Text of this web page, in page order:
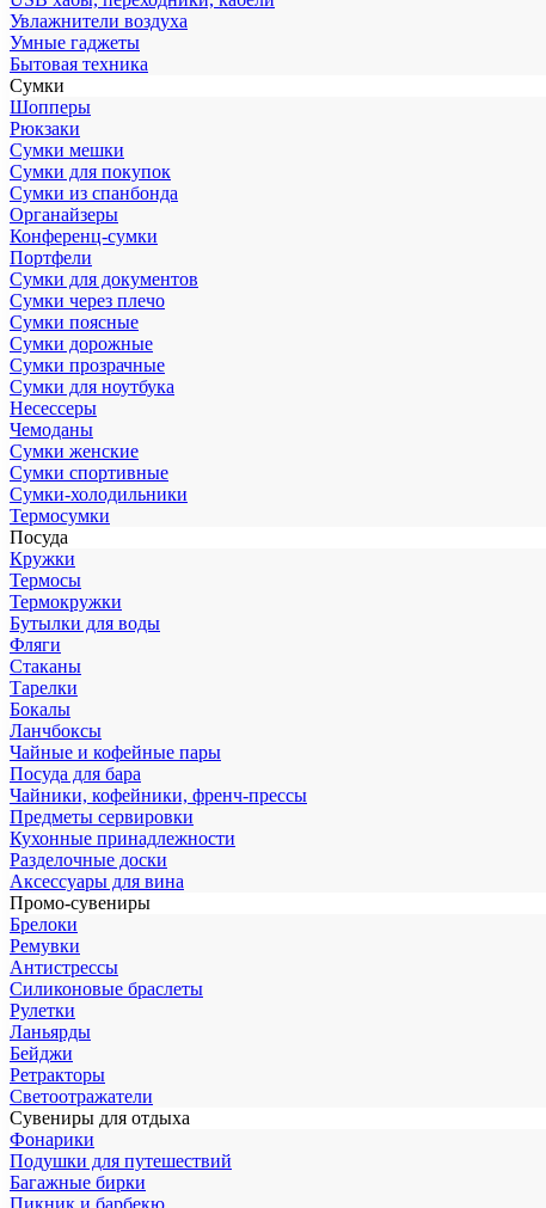
Увлажнители воздуха
Умные гаджеты
Бытовая техника
Сумки
Шопперы
Рюкзаки
Сумки мешки
Сумки для покупок
Сумки из спанбонда
Органайзеры
Конференц-сумки
Портфели
Сумки для документов
Сумки через плечо
Сумки поясные
Сумки дорожные
Сумки прозрачные
Сумки для ноутбука
Несессеры
Чемоданы
Сумки женские
Сумки спортивные
Сумки-холодильники
Термосумки
Посуда
Кружки
Термосы
Термокружки
Бутылки для воды
Фляги
Стаканы
Тарелки
Бокалы
Ланчбоксы
Чайные и кофейные пары
Посуда для бара
Чайники, кофейники, френч-прессы
Предметы сервировки
Кухонные принадлежности
Разделочные доски
Аксессуары для вина
Промо-сувениры
Брелоки
Ремувки
Антистрессы
Силиконовые браслеты
Рулетки
Ланьярды
Бейджи
Ретракторы
Светоотражатели
Сувениры для отдыха
Фонарики
Подушки для путешествий
Багажные бирки
Пикник и барбекю